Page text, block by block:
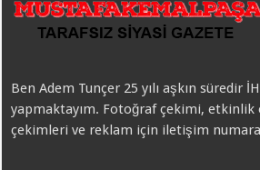
Ben Adem Tunçer 25 yılı aşkın süredir
yapmaktayım. Fotoğraf çekimi, etkinlik
çekimleri ve reklam için iletişim